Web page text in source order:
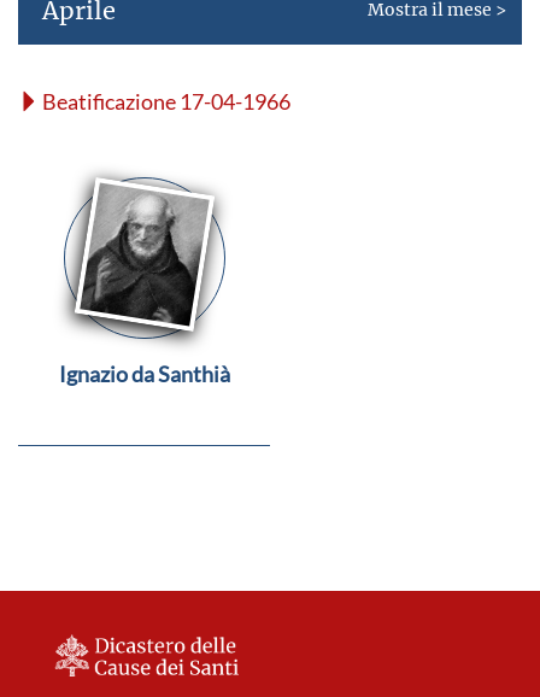
Aprile Mostra il mese >
Beatificazione 17-04-1966
Ignazio da Santhià